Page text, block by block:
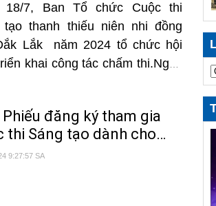
18/7, Ban Tổ chức Cuộc thi
tạo thanh thiếu niên nhi đồng
Lắk năm 2024 tổ chức hội
khai công tác chấm thi.Ngày
2024 tổ chức hội nghị triển
tác chấm thi.
Phiếu đăng ký tham gia
thi Sáng tạo dành cho
thiếu niên, nhi đồng tỉnh
9:27:57 SA